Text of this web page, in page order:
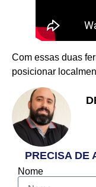
Com essas duas
posicionar
PRECISA DE
Nome